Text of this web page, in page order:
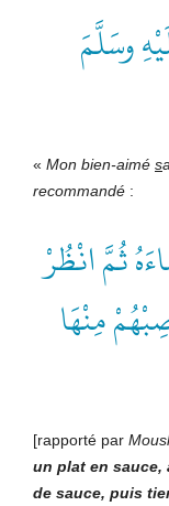
وسَلَّمَ
« Mon bien-aimé s
recommandé :
ثُمَّ انْظُرْ
مِنْهَا
[rapporté par
un plat en sauce,
de sauce, puis